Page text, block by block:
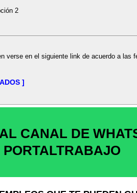
2
verse en el siguiente link de acuerdo a las
]
CANAL DE
PORTALTRABAJO